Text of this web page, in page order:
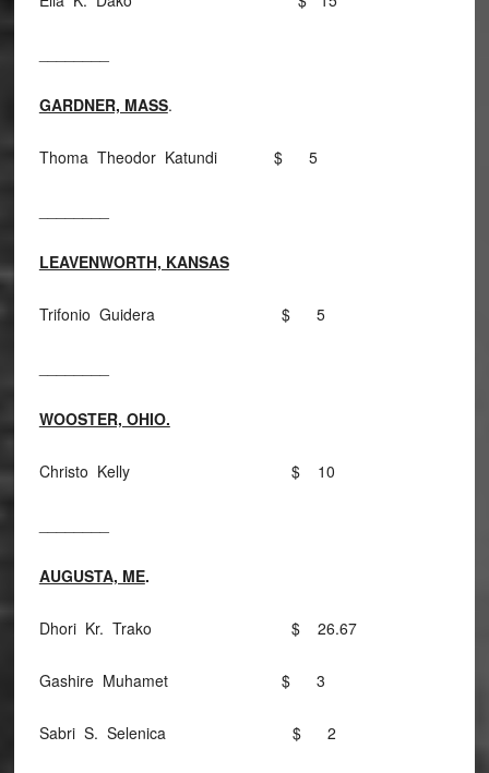
GARDNER, MASS.
Thoma Theodor Katundi $ 5
LEAVENWORTH, KANSAS
Trifonio Guidera $ 5
WOOSTER, OHIO.
Christo Kelly $ 10
AUGUSTA, ME.
Dhori Kr. Trako $ 26.67
Gashire Muhamet $ 3
Sabri S. Selenica $ 2